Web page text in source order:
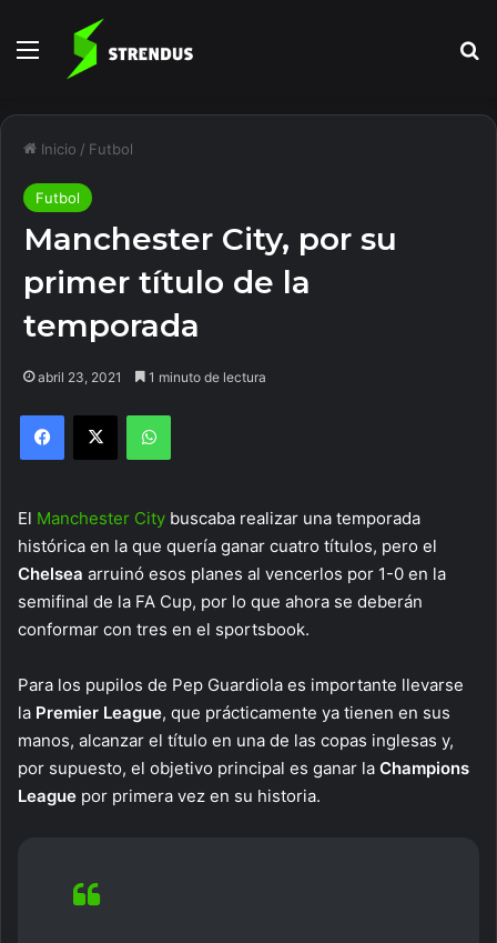
Menú
Inicio / Futbol
Futbol
Manchester City, por su
primer título de la
temporada
abril 23, 2021 1 minuto de lectura
Facebook
X WhatsApp
El Manchester City buscaba realizar una temporada
histórica en la que quería ganar cuatro títulos, pero el
Chelsea arruinó esos planes al vencerlos por 1-0 en la
semifinal de la FA Cup, por lo que ahora se deberán
conformar con tres en el sportsbook.
Para los pupilos de Pep Guardiola es importante llevarse
la Premier League, que prácticamente ya tienen en sus
manos, alcanzar el título en una de las copas inglesas y,
por supuesto, el objetivo principal es ganar la Champions
League por primera vez en su historia.